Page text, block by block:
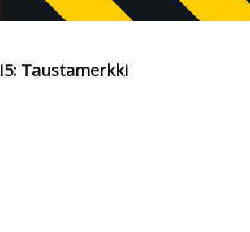
I5: Taustamerkki